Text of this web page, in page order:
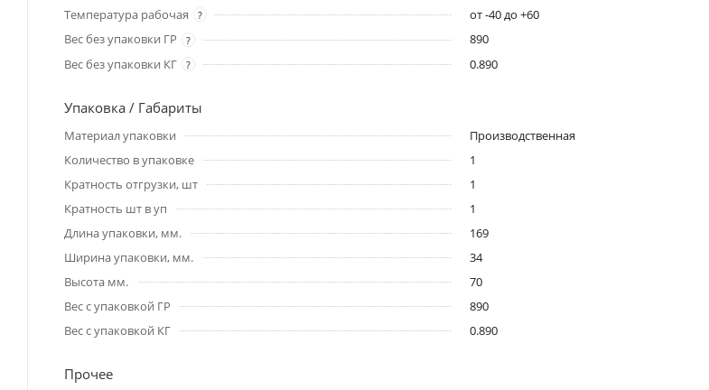
Температура рабочая
?
от -40 до +60
Вес без упаковки ГР
?
890
Вес без упаковки КГ
? 0.890
Упаковка / Габариты
Материал упаковки
Производственная
Количество в упаковке
1
Кратность отгрузки, шт
1
Кратность шт в уп
1
Длина упаковки, мм.
169
Ширина упаковки, мм.
34
Высота мм.
70
Вес с упаковкой ГР
890
Вес с упаковкой КГ
0.890
Прочее